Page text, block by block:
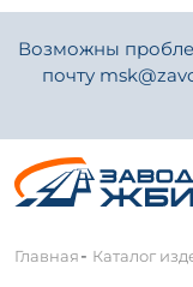
Возможны
почту
Главная- Каталог